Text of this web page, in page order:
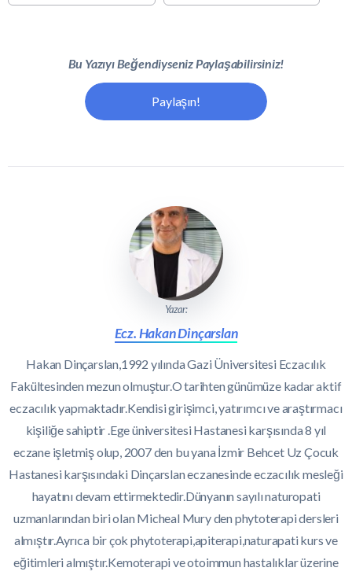
Bu Yazıyı Beğendiyseniz Paylaşabilirsiniz!
Paylaşın!
Yazar:
Ecz. Hakan Dinçarslan
Hakan Dinçarslan,1992 yılında Gazi Üniversitesi Eczacılık
Fakültesinden mezun olmuştur.O tarihten günümüze kadar aktif
eczacılık yapmaktadır.Kendisi girişimci, yatırımcı ve araştırmacı
kişiliğe sahiptir .Ege üniversitesi Hastanesi karşısında 8 yıl
eczane işletmiş olup, 2007 den bu yana İzmir Behcet Uz Çocuk
Hastanesi karşısındaki Dinçarslan eczanesinde eczacılık mesleği
hayatını devam ettirmektedir.Dünyanın sayılı naturopati
uzmanlarından biri olan Micheal Mury den phytoterapi dersleri
almıştır.Ayrıca bir çok phytoterapi,apiterapi,naturapati kurs ve
eğitimleri almıştır.Kemoterapi ve otoimmun hastalıklar üzerine